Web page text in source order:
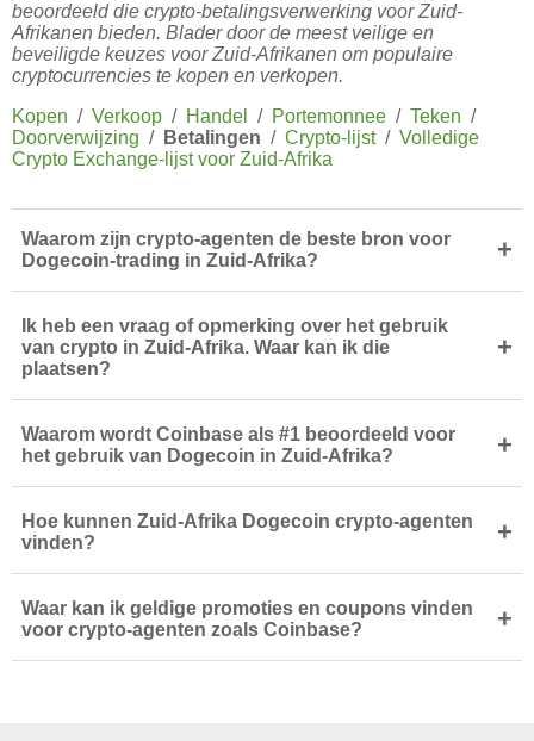
beoordeeld die crypto-betalingsverwerking voor Zuid-
Afrikanen bieden. Blader door de meest veilige en
beveiligde keuzes voor Zuid-Afrikanen om populaire
cryptocurrencies te kopen en verkopen.
Kopen / Verkoop / Handel / Portemonnee / Teken /
Doorverwijzing / Betalingen / Crypto-lijst/ Volledige
Crypto Exchange-lijst voor Zuid-Afrika
Waarom zijn crypto-agenten de beste bron voor
Dogecoin-trading in Zuid-Afrika?
+
Ik heb een vraag of opmerking over het gebruik
van crypto in Zuid-Afrika. Waar kan ik die
plaatsen?
+
Waarom wordt Coinbase als #1 beoordeeld voor
het gebruik van Dogecoin in Zuid-Afrika?
+
Hoe kunnen Zuid-Afrika Dogecoin crypto-agenten
vinden?
+
Waar kan ik geldige promoties en coupons vinden
voor crypto-agenten zoals Coinbase?
+